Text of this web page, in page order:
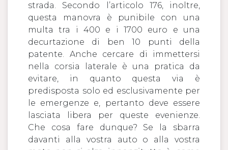
strada. Secondo l’articolo 176, inoltre,
questa manovra è punibile con una
multa tra i 400 e i 1700 euro e una
decurtazione di ben 10 punti della
patente. Anche cercare di immettersi
nella corsia laterale è una pratica da
evitare, in quanto questa via è
predisposta solo ed esclusivamente per
le emergenze e, pertanto deve essere
lasciata libera per queste evenienze.
Che cosa fare dunque? Se la sbarra
davanti alla vostra auto o alla vostra